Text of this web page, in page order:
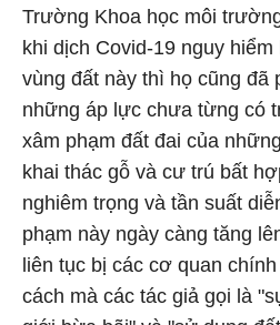
Trường Khoa học môi
khi dịch Covid-19 nguy
vùng đất này thì họ cũng đã
những áp lực chưa từng có
xâm phạm đất đai của
khai thác gỗ và cư trú bất
nghiêm trọng và tần suất
phạm này ngày càng tăng
liên tục bị các cơ quan
cách mà các tác giả gọi là